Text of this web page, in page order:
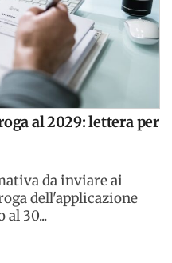
al 2029: lettera per
da inviare ai
dell'applicazione
al 30...